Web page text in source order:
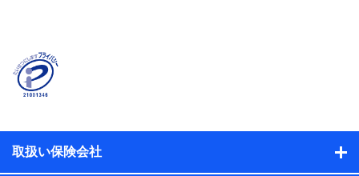
名、住所、生年月日、性別、保険契約者と被保険者の関
係、保険加入の目的、保険商品の内容、保険料、保険料
のお支払方法、車のメーカーや走行距離などの情報、建
ル内容や送信履歴の情報及び保険の更改案内等を提供し
取扱い保険会社